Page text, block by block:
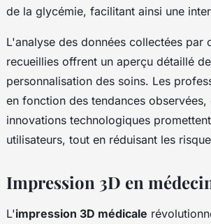
de la glycémie, facilitant ainsi une
L'analyse des données collectées
recueillies offrent un aperçu détaillé
personnalisation des soins. Les
en fonction des tendances
innovations technologiques
utilisateurs, tout en réduisant les
Impression 3D en
L'impression 3D médicale